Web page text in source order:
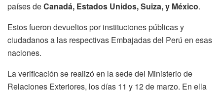
países deCanadá, Estados Unidos, Suiza, y México.
Estos fueron devueltos por instituciones públicas y
ciudadanos a las respectivas Embajadas del Perú en esas
naciones.
La verificación se realizó en la sede del Ministerio de
Relaciones Exteriores, los días 11 y 12 de marzo. En ella